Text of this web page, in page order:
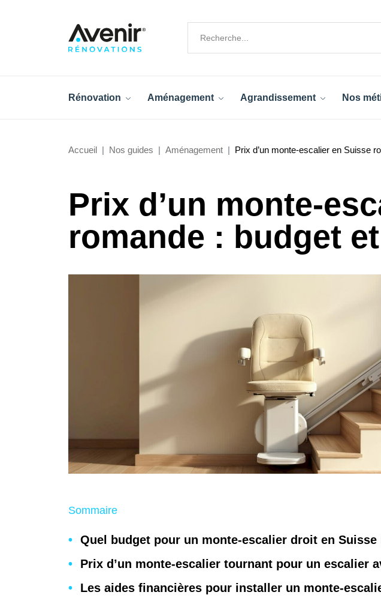
Rénovation Aménagement Agrandissement Nos
Accueil Nos guides Aménagement Prix d’un monte-escalier en Suisse
Prix d’un monte-
romande : budget
Sommaire
Quel budget pour un monte-escalier droit en Suisse
Prix d’un monte-escalier tournant pour un escalier
Les aides financières pour installer un monte-